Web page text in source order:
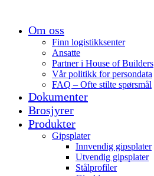
Om oss
Finn logistikksenter
Ansatte
Partner i House of Builders
Vår politikk for persondata
FAQ – Ofte stilte spørsmål
Dokumenter
Brosjyrer
Produkter
Gipsplater
Innvendig gipsplater
Utvendig gipsplater
Stålprofiler